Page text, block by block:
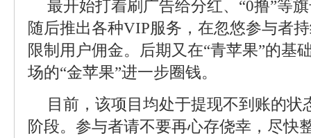
最开始打着刷广告给分红、“0撸”等
随后推出各种VIP服务，在忽悠参与者
限制用户佣金。后期又在“青苹果”的基
场的“金苹果”进一步圈钱。
目前，该项目均处于提现不到账的
阶段。参与者请不要再心存侥幸，尽快